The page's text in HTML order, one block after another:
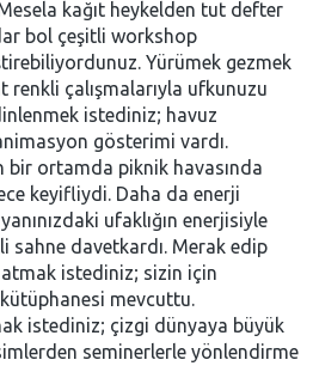
kağıt heykelden tut defter
bol çeşitli workshop
Yürümek gezmek
çalışmalarıyla ufkunuzu
istediniz; havuz
gösterimi vardı.
bir ortamda piknik havasında
keyifliydi. Daha da enerji
ufaklığın enerjisiyle
sahne davetkardı. Merak edip
istediniz; sizin için
mevcuttu.
istediniz; çizgi dünyaya büyük
seminerlerle yönlendirme